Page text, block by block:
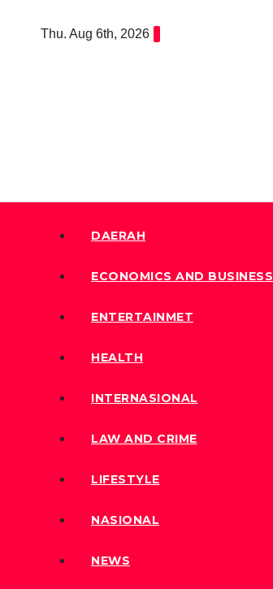
Thu. Aug 6th, 2026
DAERAH
ECONOMICS AND BUSINESS
ENTERTAINMET
HEALTH
INTERNASIONAL
LAW AND CRIME
LIFESTYLE
NASIONAL
NEWS